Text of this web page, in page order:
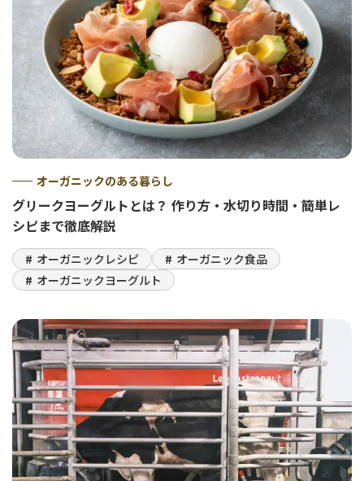
オーガニックのある暮らし
グリークヨーグルトとは？ 作り方・水切り時間・簡単レ
シピまで徹底解説
オーガニックレシピ
オーガニック食品
オーガニックヨーグルト